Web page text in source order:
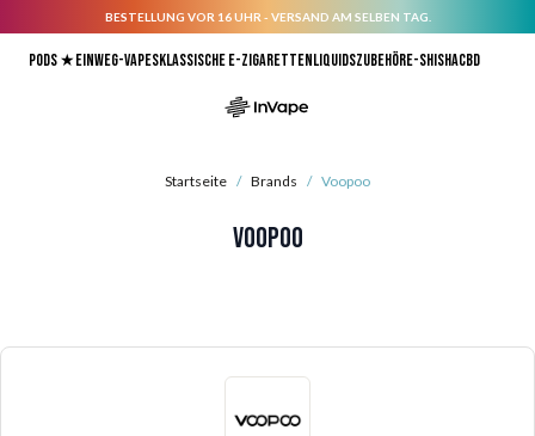
BESTELLUNG VOR 16 UHR - VERSAND AM SELBEN TAG.
Pods ★Einweg-VapesKlassische E-ZigarettenLiquidsZubehörE-ShishaCBD
Startseite / Brands / Voopoo
Voopoo